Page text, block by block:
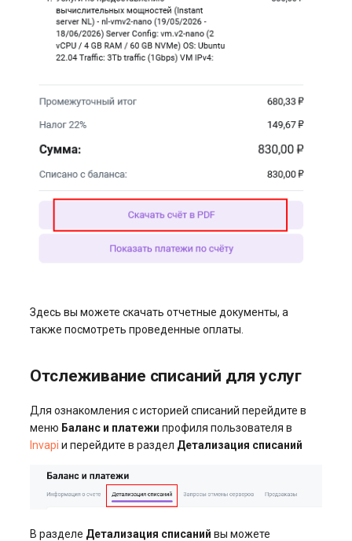
Здесь вы можете скачать отчетные документы, а
также посмотреть проведенные оплаты.
Отслеживание списаний для услуг
Для ознакомления с историей списаний перейдите в
меню Баланс и платежи профиля пользователя в
Invapi и перейдите в раздел Детализация списаний
В разделе Детализация списаний вы можете